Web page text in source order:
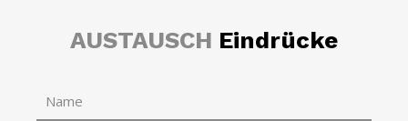
AUSTAUSCH Eindrücke